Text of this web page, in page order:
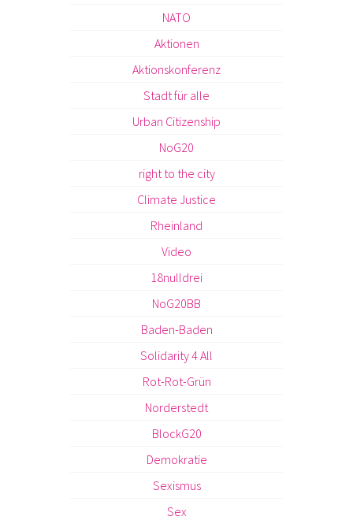
NATO
Aktionen
Aktionskonferenz
Stadt für alle
Urban Citizenship
NoG20
right to the city
Climate Justice
Rheinland
Video
18nulldrei
NoG20BB
Baden-Baden
Solidarity 4 All
Rot-Rot-Grün
Norderstedt
BlockG20
Demokratie
Sexismus
Sex